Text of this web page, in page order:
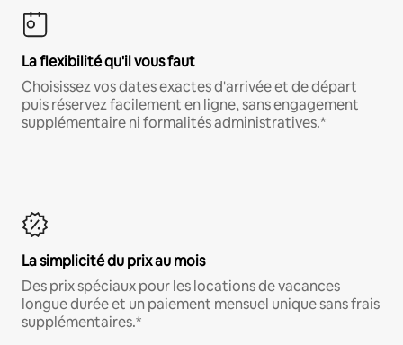
La flexibilité qu'il vous faut
Choisissez vos dates exactes d'arrivée et de départ
puis réservez facilement en ligne, sans engagement
supplémentaire ni formalités administratives.*
La simplicité du prix au mois
Des prix spéciaux pour les locations de vacances
longue durée et un paiement mensuel unique sans frais
supplémentaires.*